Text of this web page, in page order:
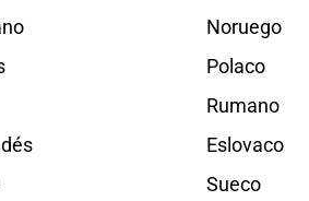
Noruego
Polaco
Rumano
Eslovaco
Sueco